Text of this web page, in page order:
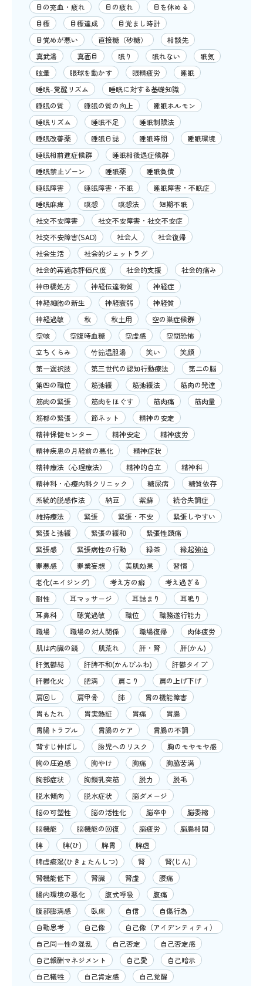
目の充血・疲れ
目の疲れ
目を休める
目標
目標達成
目覚まし時計
目覚めが悪い
直接糖（砂糖）
相談先
真武湯
真面目 眠り 眠れない
眠気
眩暈
眼球を動かす 眼精疲労
睡眠
睡眠-覚醒リズム
睡眠に対する基礎知識
睡眠の質
睡眠の質の向上
睡眠ホルモン
睡眠リズム
睡眠不足
睡眠制限法
睡眠改善薬
睡眠日誌 睡眠時間
睡眠環境
睡眠相前進症候群
睡眠相後退症候群
睡眠禁止ゾーン
睡眠薬
睡眠負債
睡眠障害
睡眠障害・不眠
睡眠障害・不眠症
睡眠麻痺
瞑想 瞑想法
短期不眠
社交不安障害
社交不安障害・社交不安症
社交不安障害(SAD)
社会人
社会復帰
社会生活
社会的ジェットラグ
社会的再適応評価尺度
社会的支援
社会的痛み
神田橋処方
神経伝達物質
神経症
神経細胞の新生
神経衰弱
神経質
神経過敏
秋 秋土用
空の巣症候群
空咳
空腹時血糖 空虚感
空間恐怖
立ちくらみ
竹筎温胆湯 笑い
笑顔
第一選択肢
第三世代の認知行動療法
第二の脳
第四の職位
筋弛緩 筋弛緩法
筋肉の発達
筋肉の緊張
筋肉をほぐす 筋肉痛
筋肉量
筋郁の緊張
節ネット
精神の安定
精神保健センター
精神安定
精神疲労
精神疾患の月経前の悪化
精神症状
精神療法（心理療法）
精神的自立
精神科
精神科・心療内科クリニック
糖尿病
糖質依存
系統的脱感作法
納豆 紫蘇
統合失調症
維持療法
緊張 緊張・不安
緊張しやすい
緊張と弛緩
緊張の緩和
緊張性頭痛
緊張感
緊張病性の行動 緑茶
縁起強迫
罪悪感
罪業妄想 美肌効果
習慣
老化(エイジング)
考え方の癖
考え過ぎる
耐性
耳マッサージ 耳詰まり
耳鳴り
耳鼻科
聴覚過敏 職位
職務遂行能力
職場
職場の対人関係 職場復帰
肉体疲労
肌は内臓の鏡
肌荒れ 肝・腎
肝(かん)
肝気鬱結
肝脾不和(かんぴふわ)
肝鬱タイプ
肝鬱化火
肥満 肩こり
肩の上げ下げ
肩回し
肩甲骨 肺
胃の機能障害
胃もたれ
胃実熱証 胃痛
胃腸
胃腸トラブル
胃腸のケア
胃腸の不調
背すじ伸ばし
胎児へのリスク
胸のモヤモヤ感
胸の圧迫感
胸やけ 胸痛
胸脇苦満
胸部症状
胸鎖乳突筋 脱力
脱毛
脱水傾向
脱水症状
脳ダメージ
脳の可塑性
脳の活性化 脳卒中
脳委縮
脳機能
脳機能の回復 脳疲労
脳腸相関
脾
脾(ひ) 脾胃
脾虚
脾虚痰湿(ひきょたんしつ)
腎
腎(じん)
腎機能低下
腎臓 腎虚
腰痛
腸内環境の悪化
腹式呼吸
腹痛
腹部膨満感
臥床 自信
自傷行為
自動思考
自己像
自己像（アイデンティティ）
自己同一性の混乱
自己否定
自己否定感
自己報酬マネジメント
自己愛
自己暗示
自己犠牲
自己肯定感 自己覚醒